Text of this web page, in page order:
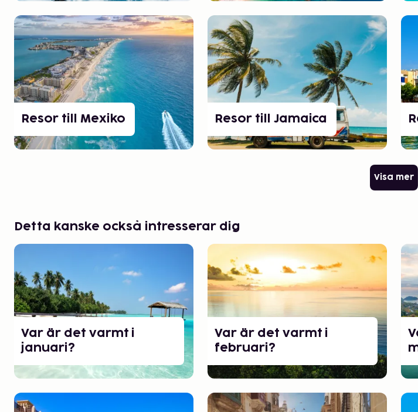
Resor till Mexiko Resor till Jamaica
Visa mer
Detta kanske också intresserar dig
Var är det varmt i
januari?
Var är det varmt i
februari?